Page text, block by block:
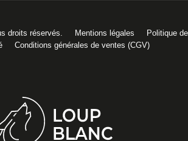
droits réservés. Mentions légales
Politique de
Conditions générales de ventes (CGV)